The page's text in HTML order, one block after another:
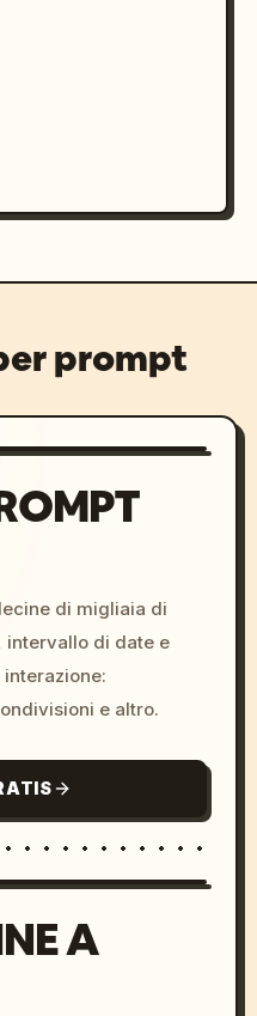
prompt
di migliaia di
intervallo di date e
e altro.
A